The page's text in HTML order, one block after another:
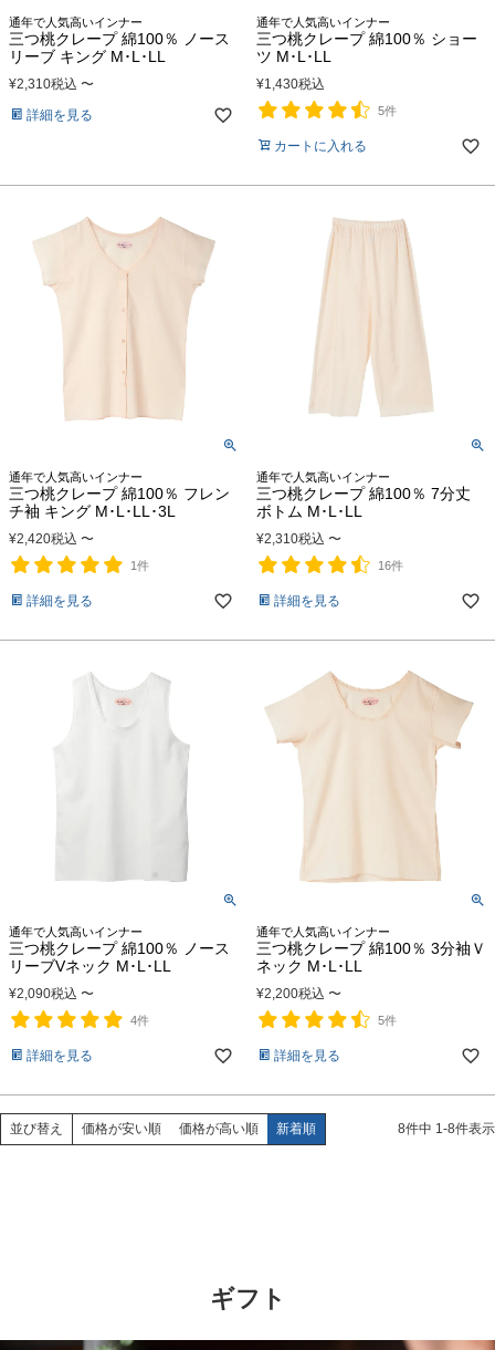
通年で人気高いインナー
三つ桃クレープ 綿100％ ノース
リーブ キング M･L･LL
¥2,310税込 〜
詳細を見る
通年で人気高いインナー
三つ桃クレープ 綿100％ ショー
ツ M･L･LL
¥1,430税込
5件
カートに入れる
通年で人気高いインナー
三つ桃クレープ 綿100％ フレン
チ袖 キング M･L･LL･3L
¥2,420税込 〜
1件
詳細を見る
通年で人気高いインナー
三つ桃クレープ 綿100％ 7分丈
ボトム M･L･LL
¥2,310税込 〜
16件
詳細を見る
通年で人気高いインナー
三つ桃クレープ 綿100％ ノース
リーブVネック M･L･LL
¥2,090税込 〜
4件
詳細を見る
通年で人気高いインナー
三つ桃クレープ 綿100％ 3分袖Ｖ
ネック M･L･LL
¥2,200税込 〜
5件
詳細を見る
並び替え 価格が安い順 価格が高い順 新着順 8件中 1 -8件表示
ギフト